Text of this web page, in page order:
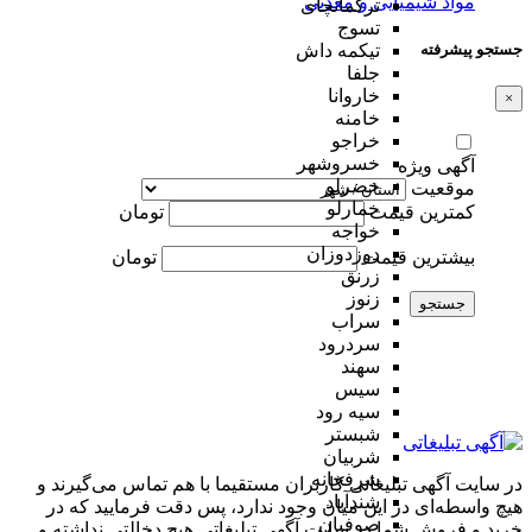
ترکمانچای
تسوج
تیکمه داش
جلفا
خاروانا
خامنه
خراجو
خسروشهر
خضرلو
خمارلو
خواجه
دوزدوزان
زرنق
زنوز
سراب
سردرود
سهند
سیس
سیه رود
شبستر
شربیان
شرفخانه
شندآباد
صوفیان
جستجو پیشرفته
×
آگهی ویژه
موقعیت
کمترین قیمت
تومان
بیشترین قیمت تومان
جستجو
در سایت آگهی تبلیغاتی کاربران مستقیما با هم تماس می‌گیرند و
هیچ واسطه‌ای در این میان وجود ندارد، پس دقت فرمایید که در